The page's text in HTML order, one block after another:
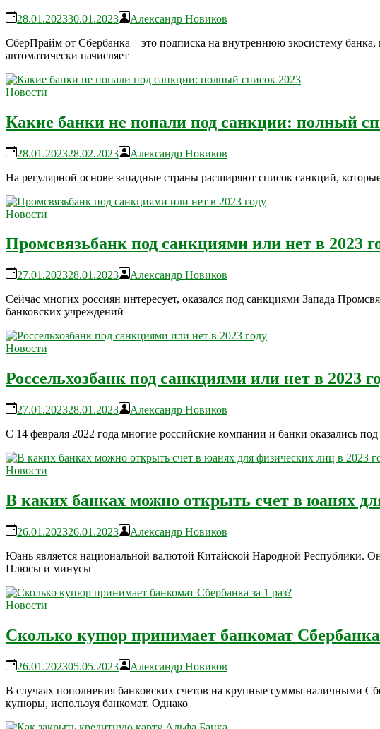
28.01.202330.01.2023
Александр Новиков
СберПрайм от Сбербанка – это подписка на внутреннюю экосистему
автоматически начисляет
Новости
Какие банки не попали под санкции: полный
28.01.202328.02.2023
Александр Новиков
На регулярной основе западные страны расширяют список санкций,
Новости
Промсвязьбанк под санкциями или нет в 2023
27.01.202328.01.2023
Александр Новиков
Сейчас многих россиян интересует, оказался под санкциями Запада
банковских учреждений
Новости
Россельхозбанк под санкциями или нет в 2023
27.01.202328.01.2023
Александр Новиков
С 14 февраля 2022 года многие российские компании и банки оказались
Новости
В каких банках можно открыть счет в юанях
26.01.202326.01.2023
Александр Новиков
Юань является национальной валютой Китайской Народной Республики.
Плюсы и минусы
Новости
Сколько купюр принимает банкомат Сбербанка
26.01.202305.05.2023
Александр Новиков
В случаях пополнения банковских счетов на крупные суммы наличными
купюры, используя банкомат. Однако